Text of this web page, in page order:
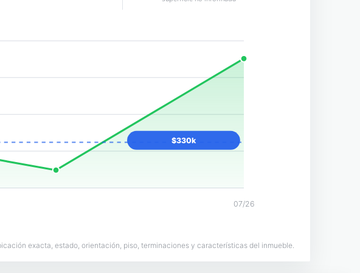
07/26
$330k
exacta, estado, orientación, piso, terminaciones y características del inmueble.